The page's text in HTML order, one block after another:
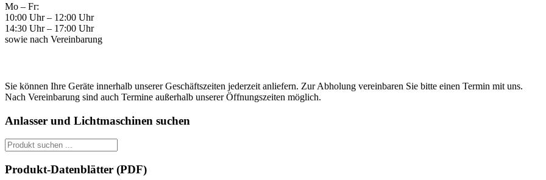
Mo – Fr:
10:00 Uhr – 12:00 Uhr
14:30 Uhr – 17:00 Uhr
sowie nach Vereinbarung
Sie können Ihre Geräte innerhalb unserer Geschäftszeiten jederzeit anliefern. Zur Abholung vereinbaren Sie bitte einen Termin mit uns.
Nach Vereinbarung sind auch Termine außerhalb unserer Öffnungszeiten möglich.
Anlasser und Lichtmaschinen suchen
Produkt-Datenblätter (PDF)